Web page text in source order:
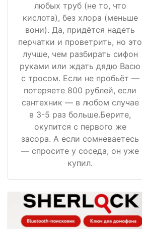
любых труб (не то, что
кислота), без хлора (меньше
вони). Да, придётся надеть
перчатки и проветрить, но это
лучше, чем разбирать сифон
руками или ждать дядю Васю
с тросом. Если не пробьёт —
потеряете 800 рублей, если
сантехник — в любом случае
в 3-5 раз больше.Берите,
окупится с первого же
засора. А если сомневаетесь
— спросите у соседа, он уже
купил.